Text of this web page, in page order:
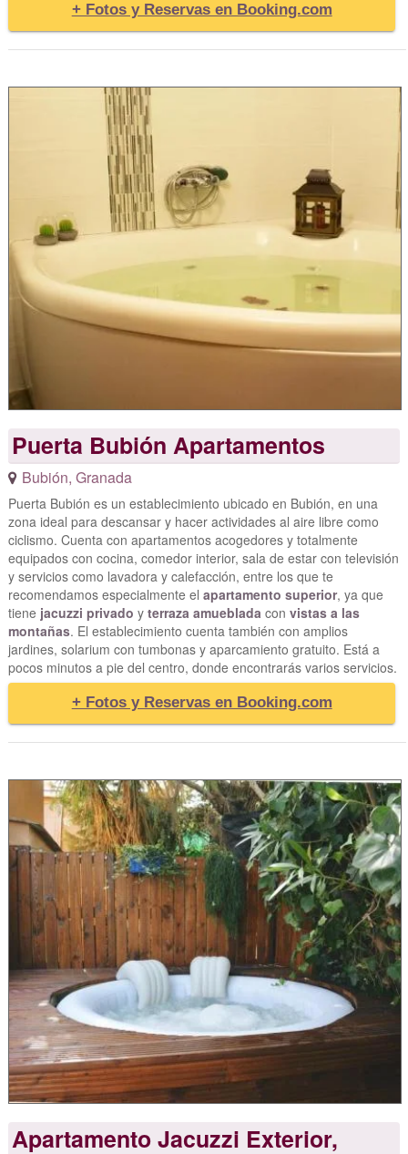
+ Fotos y Reservas en Booking.com
Puerta Bubión Apartamentos
Bubión, Granada
Puerta Bubión es un establecimiento ubicado en Bubión, en una
zona ideal para descansar y hacer actividades al aire libre como
ciclismo. Cuenta con apartamentos acogedores y totalmente
equipados con cocina, comedor interior, sala de estar con televisión
y servicios como lavadora y calefacción, entre los que te
recomendamos especialmente el apartamento superior, ya que
tiene jacuzzi privado y terraza amueblada con vistas a las
montañas. El establecimiento cuenta también con amplios
jardines, solarium con tumbonas y aparcamiento gratuito. Está a
pocos minutos a pie del centro, donde encontrarás varios servicios.
+ Fotos y Reservas en Booking.com
Apartamento Jacuzzi Exterior,